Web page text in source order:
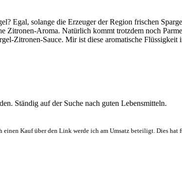
Egal, solange die Erzeuger der Region frischen
Zitronen-Aroma. Natürlich kommt trotzdem noch
Zitronen-Sauce. Mir ist diese aromatische Flüssigkeit
Ständig auf der Suche nach guten Lebensmitteln.
Kauf über den Link werde ich am Umsatz beteiligt. Dies hat